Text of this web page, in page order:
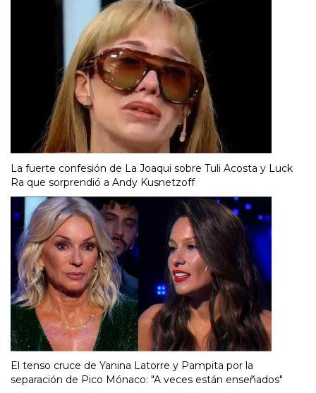
La fuerte confesión de La Joaqui sobre Tuli Acosta y Luck
Ra que sorprendió a Andy Kusnetzoff
El tenso cruce de Yanina Latorre y Pampita por la
separación de Pico Mónaco: "A veces están enseñados"